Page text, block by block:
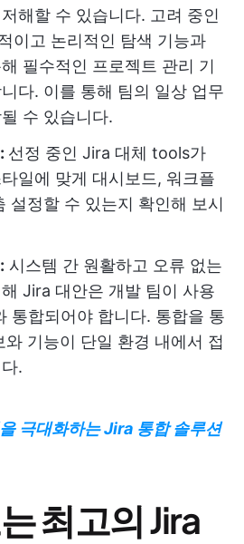
해할 수 있습니다. 고려 중인
이고 논리적인 탐색 기능과
필수적인 프로젝트 관리 기
다. 이를 통해 팀의 일상 업무
수 있습니다.
선정 중인 Jira 대체 tools가
일에 맞게 대시보드, 워크플
설정할 수 있는지 확인해 보시
시스템 간 원활하고 오류 없는
Jira 대안은 개발 팀이 사용
통합되어야 합니다. 통합을 통
기능이 단일 환경 내에서 접
.
극대화하는 Jira 통합 솔루션
최고의 Jira